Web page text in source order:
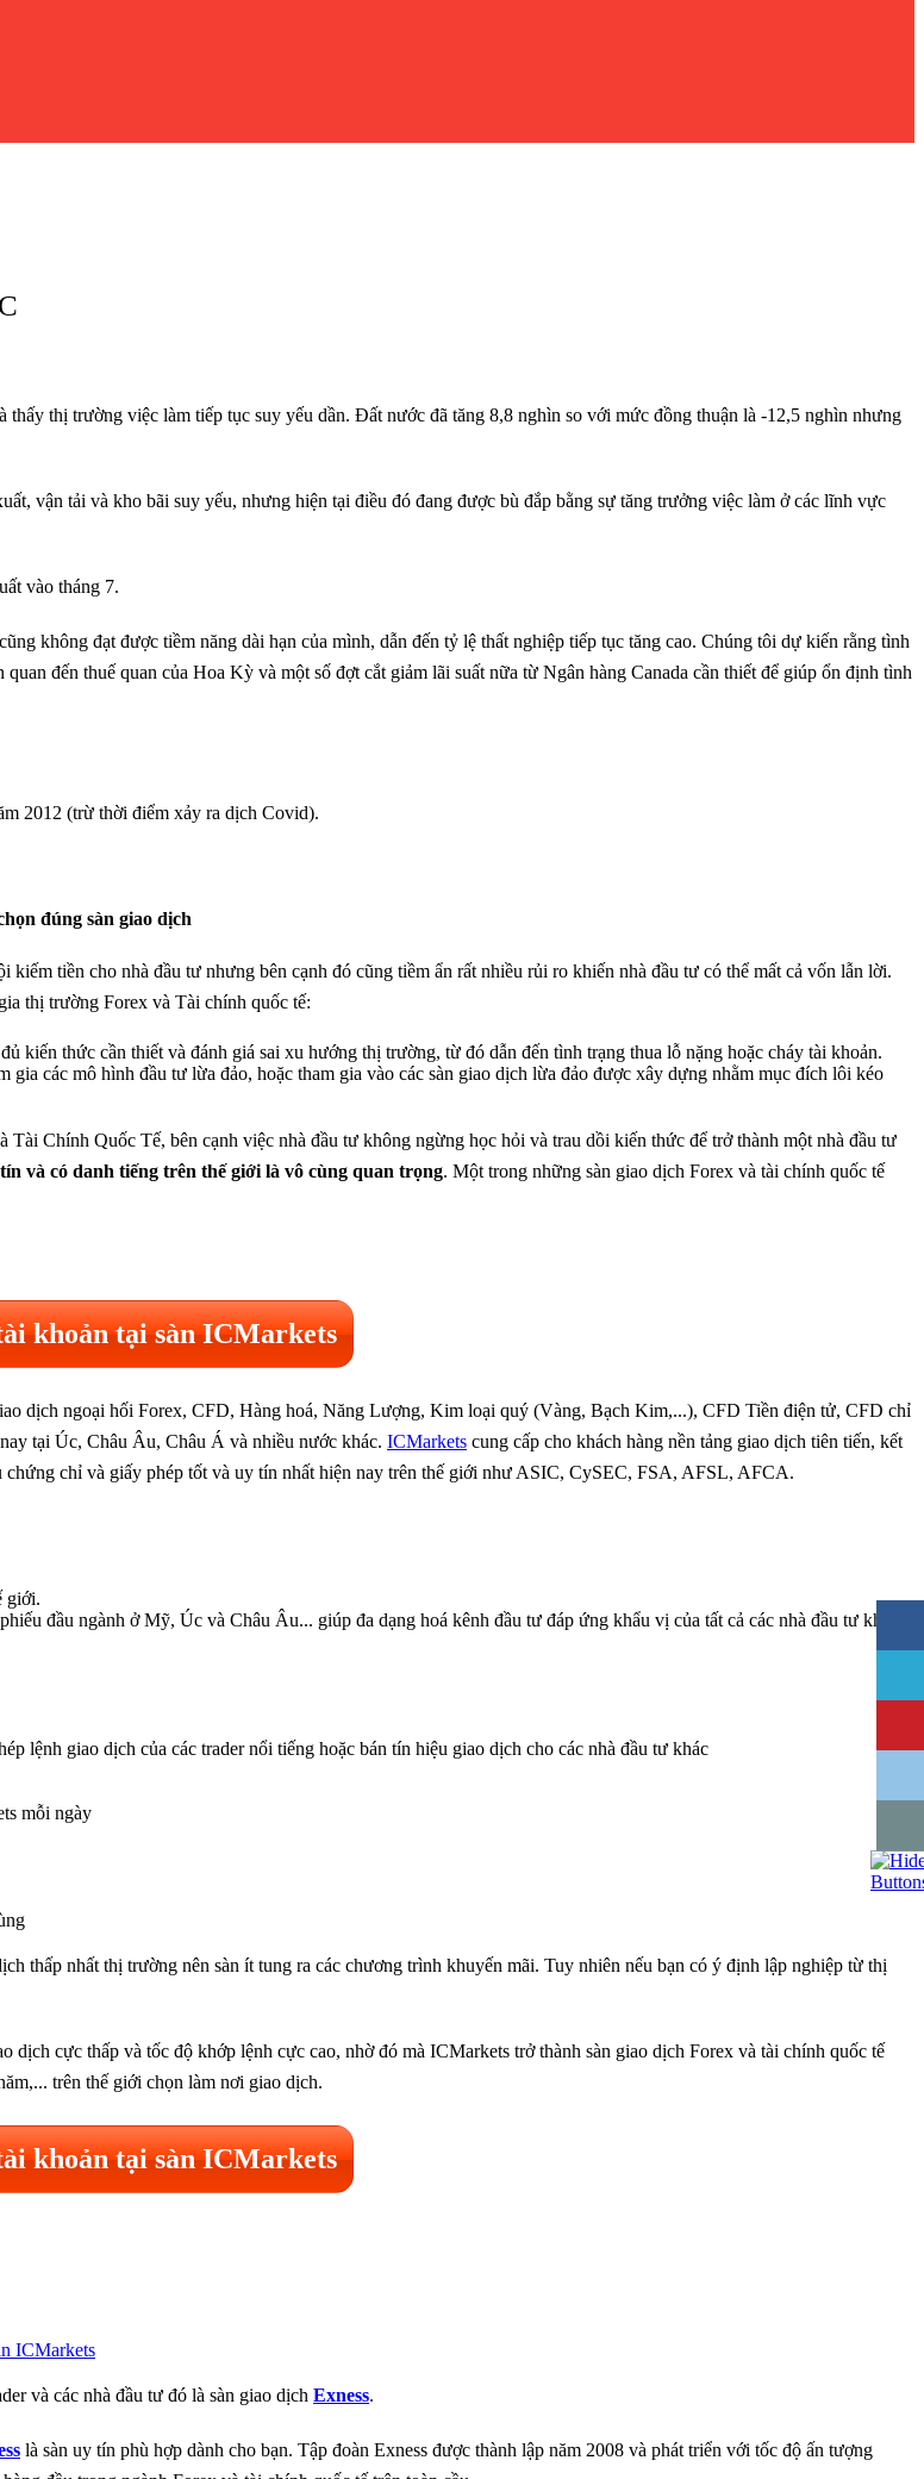
thấy thị trường việc làm tiếp tục suy yếu dần. Đất nước đã tăng 8,8 nghìn so với mức đồng thuận là -12,5 nghìn nhưng
vận tải và kho bãi suy yếu, nhưng hiện tại điều đó đang được bù đắp bằng sự tăng trưởng việc làm ở các lĩnh vực
vào tháng 7.
không đạt được tiềm năng dài hạn của mình, dẫn đến tỷ lệ thất nghiệp tiếp tục tăng cao. Chúng tôi dự kiến ​​rằng tình
đến thuế quan của Hoa Kỳ và một số đợt cắt giảm lãi suất nữa từ Ngân hàng Canada cần thiết để giúp ổn định tình
2012 (trừ thời điểm xảy ra dịch Covid).
đúng sàn giao dịch
tiền cho nhà đầu tư nhưng bên cạnh đó cũng tiềm ẩn rất nhiều rủi ro khiến nhà đầu tư có thể mất cả vốn lẫn lời.
thị trường Forex và Tài chính quốc tế:
kiến thức cần thiết và đánh giá sai xu hướng thị trường, từ đó dẫn đến tình trạng thua lỗ nặng hoặc cháy tài khoản.
gia các mô hình đầu tư lừa đảo, hoặc tham gia vào các sàn giao dịch lừa đảo được xây dựng nhằm mục đích lôi kéo
Tài Chính Quốc Tế, bên cạnh việc nhà đầu tư không ngừng học hỏi và trau dồi kiến thức để trở thành một nhà đầu tư
và có danh tiếng trên thế giới là vô cùng quan trọng. Một trong những sàn giao dịch Forex và tài chính quốc tế
khoản tại sàn ICMarkets
dịch ngoại hối Forex, CFD, Hàng hoá, Năng Lượng, Kim loại quý (Vàng, Bạch Kim,...), CFD Tiền điện tử, CFD chỉ
tại Úc, Châu Âu, Châu Á và nhiều nước khác. ICMarkets cung cấp cho khách hàng nền tảng giao dịch tiên tiến, kết
chỉ và giấy phép tốt và uy tín nhất hiện nay trên thế giới như ASIC, CySEC, FSA, AFSL, AFCA.
giới.
đầu ngành ở Mỹ, Úc và Châu Âu... giúp đa dạng hoá kênh đầu tư đáp ứng khẩu vị của tất cả các nhà đầu tư khó
lệnh giao dịch của các trader nổi tiếng hoặc bán tín hiệu giao dịch cho các nhà đầu tư khác
mỗi ngày
thấp nhất thị trường nên sàn ít tung ra các chương trình khuyến mãi. Tuy nhiên nếu bạn có ý định lập nghiệp từ thị
cực thấp và tốc độ khớp lệnh cực cao, nhờ đó mà ICMarkets trở thành sàn giao dịch Forex và tài chính quốc tế
trên thế giới chọn làm nơi giao dịch.
khoản tại sàn ICMarkets
ICMarkets
và các nhà đầu tư đó là sàn giao dịch Exness.
là sàn uy tín phù hợp dành cho bạn. Tập đoàn Exness được thành lập năm 2008 và phát triển với tốc độ ấn tượng